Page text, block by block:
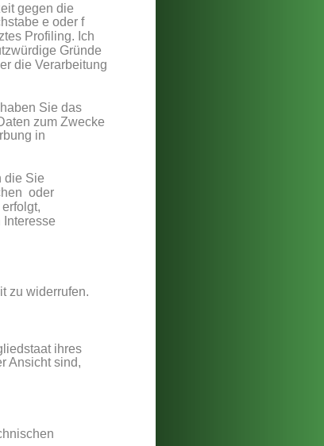
gegen die
e oder f
Profiling. Ich
Gründe
die Verarbeitung
Sie das
zum Zwecke
in
die Sie
oder
zu widerrufen.
ihres
Ansicht sind,